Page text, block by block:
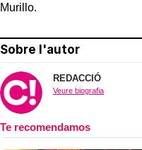
Murillo.
Sobre l'autor
REDACCIÓ
Veure biografia